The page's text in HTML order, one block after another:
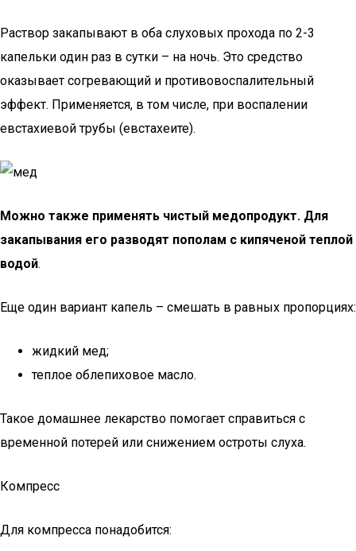
Раствор закапывают в оба слуховых прохода по 2-3
капельки один раз в сутки – на ночь. Это средство
оказывает согревающий и противовоспалительный
эффект. Применяется, в том числе, при воспалении
евстахиевой трубы (евстахеите).
Можно также применять чистый медопродукт. Для
закапывания его разводят пополам с кипяченой теплой
водой.
Еще один вариант капель – смешать в равных пропорциях:
жидкий мед;
теплое облепиховое масло.
Такое домашнее лекарство помогает справиться с
временной потерей или снижением остроты слуха.
Компресс
Для компресса понадобится: